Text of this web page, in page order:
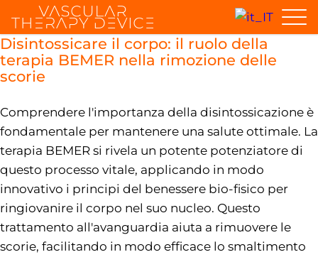
Disintossicare il corpo: il ruolo della
terapia BEMER nella rimozione delle
scorie
Comprendere l'importanza della disintossicazione è
fondamentale per mantenere una salute ottimale. La
terapia BEMER si rivela un potente potenziatore di
questo processo vitale, applicando in modo
innovativo i principi del benessere bio-fisico per
ringiovanire il corpo nel suo nucleo. Questo
trattamento all'avanguardia aiuta a rimuovere le
scorie, facilitando in modo efficace lo smaltimento